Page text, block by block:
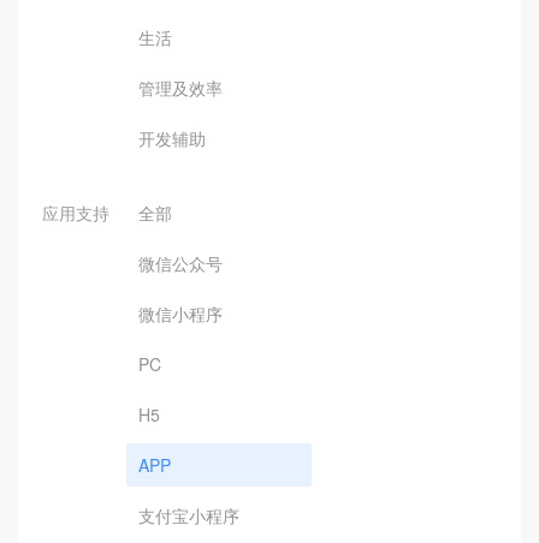
生活
管理及效率
开发辅助
应用支持 全部
微信公众号
微信小程序
PC
H5
APP
支付宝小程序